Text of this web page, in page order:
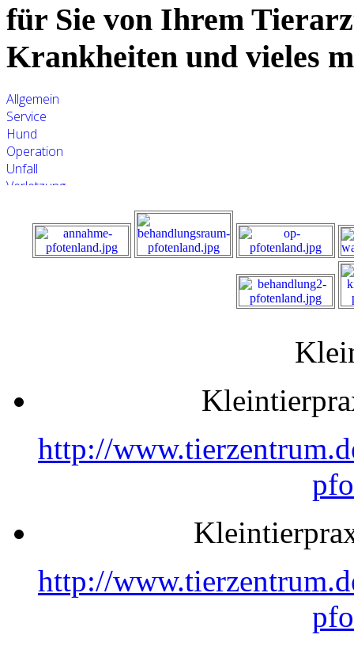
für Sie von Ihrem
Krankheiten und vieles
Allgemein
Service
Hund
Operation
Unfall
Verletzung
Entzündung
Katze
Krankheit
http://
http://